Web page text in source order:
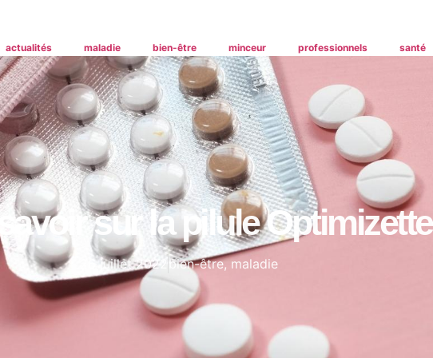
actualités maladie bien-être minceur professionnels santé
sur la pilule Optimizette
26 juillet 2022 bien-être,maladie